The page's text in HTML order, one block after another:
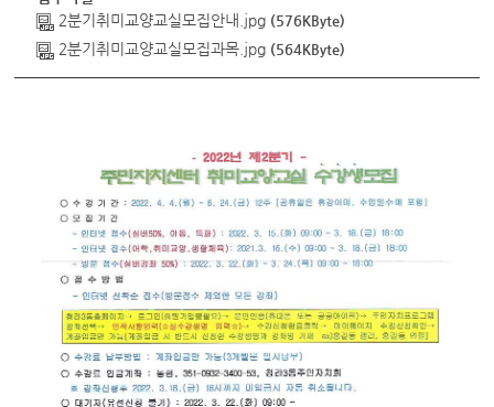
2분기취미교양교실모집안내.jpg (576KByte)
2분기취미교양교실모집과목.jpg (564KByte)